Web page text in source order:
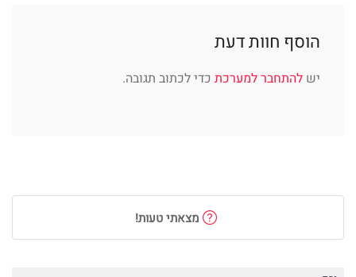
הוסף חוות דעת
יש להתחבר למערכת כדי לכתוב תגובה.
מצאתי טעות!